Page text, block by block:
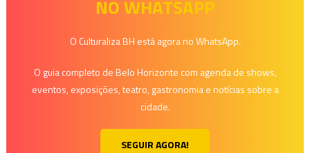
NO WHATSAPP
O Culturaliza BH está agora no WhatsApp.
O guia completo de Belo Horizonte com agenda de shows,
eventos, exposições, teatro, gastronomia e notícias sobre a
cidade.
SEGUIR AGORA!